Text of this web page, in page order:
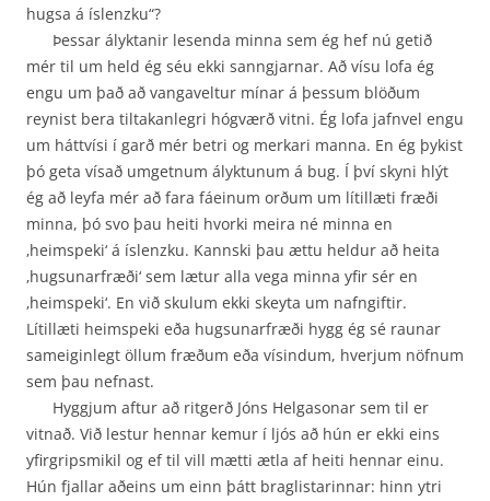
hugsa á íslenzku“?
Þessar ályktanir lesenda minna sem ég hef nú getið
mér til um held ég séu ekki sanngjarnar. Að vísu lofa ég
engu um það að vangaveltur mínar á þessum blöðum
reynist bera tiltakanlegri hógværð vitni. Ég lofa jafnvel engu
um háttvísi í garð mér betri og merkari manna. En ég þykist
þó geta vísað umgetnum ályktunum á bug. Í því skyni hlýt
ég að leyfa mér að fara fáeinum orðum um lítillæti fræði
minna, þó svo þau heiti hvorki meira né minna en
‚heimspeki‘ á íslenzku. Kannski þau ættu heldur að heita
‚hugsunarfræði‘ sem lætur alla vega minna yfir sér en
‚heimspeki‘. En við skulum ekki skeyta um nafngiftir.
Lítillæti heimspeki eða hugsunarfræði hygg ég sé raunar
sameiginlegt öllum fræðum eða vísindum, hverjum nöfnum
sem þau nefnast.
Hyggjum aftur að ritgerð Jóns Helgasonar sem til er
vitnað. Við lestur hennar kemur í ljós að hún er ekki eins
yfirgripsmikil og ef til vill mætti ætla af heiti hennar einu.
Hún fjallar aðeins um einn þátt braglistarinnar: hinn ytri